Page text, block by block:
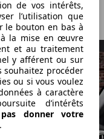
l’autonomie
rapide se fera
de 30 à 80 %.
de vos intérêts,
l’utilisation que
le bouton en bas à
la mise en œuvre
et au traitement
y afférent ou sur
souhaitez procéder
ou si vous voulez
à caractère
d’intérêts
donner votre
.